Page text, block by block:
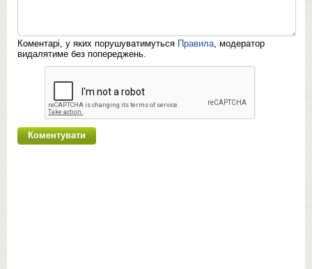
Коментарі, у яких порушуватимуться Правила, модератор
видалятиме без попереджень.